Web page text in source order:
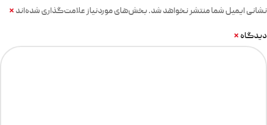
نشانی ایمیل شما منتشر نخواهد شد.بخش‌های موردنیاز علامت‌گذاری شده‌اند *
دیدگاه *